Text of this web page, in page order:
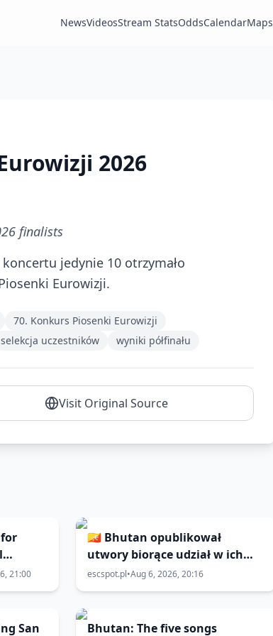
NewsVideosStream StatsOddsCalendarMaps
2026
finalists
jedynie 10 otrzymało
Eurowizji.
70. Konkurs Piosenki Eurowizji
selekcja uczestników wyniki półfinału
Visit Original Source
21:00
🇧🇹 Bhutan opublikował
utwory biorące udział w ich
selekcjach do 🇹🇭 Eurovision
Asia 2026
escspot.pl•Aug 6, 2026, 20:16
San Bhutan: The five songs